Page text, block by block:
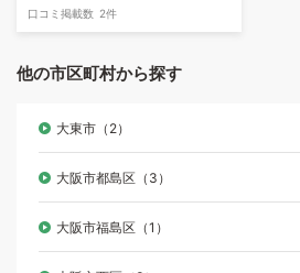
口コミ掲載数 2件
他の市区町村から探す
大東市（2）
大阪市都島区（3）
大阪市福島区（1）